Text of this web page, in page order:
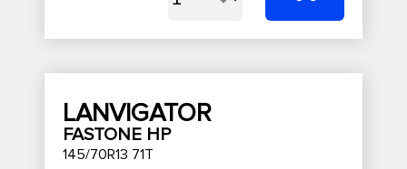
LANVIGATOR
FASTONE HP
145/70R13 71T